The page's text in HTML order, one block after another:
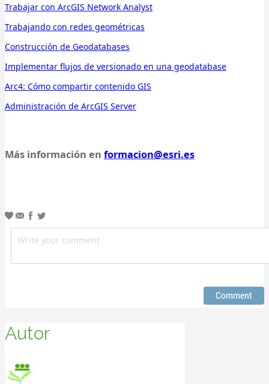
Trabajar con ArcGIS Network Analyst
Trabajando con redes geométricas
Construcción de Geodatabases
Implementar flujos de versionado en una geodatabase
Arc4: Cómo compartir contenido GIS
Administración de ArcGIS Server
Más información en formacion@esri.es
Autor